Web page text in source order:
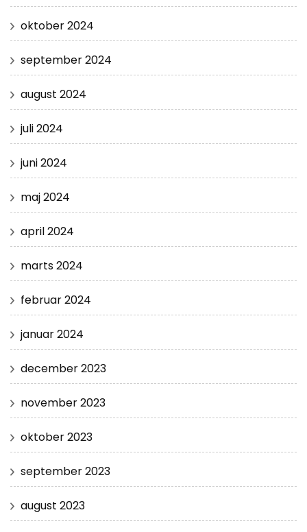
oktober 2024
september 2024
august 2024
juli 2024
juni 2024
maj 2024
april 2024
marts 2024
februar 2024
januar 2024
december 2023
november 2023
oktober 2023
september 2023
august 2023